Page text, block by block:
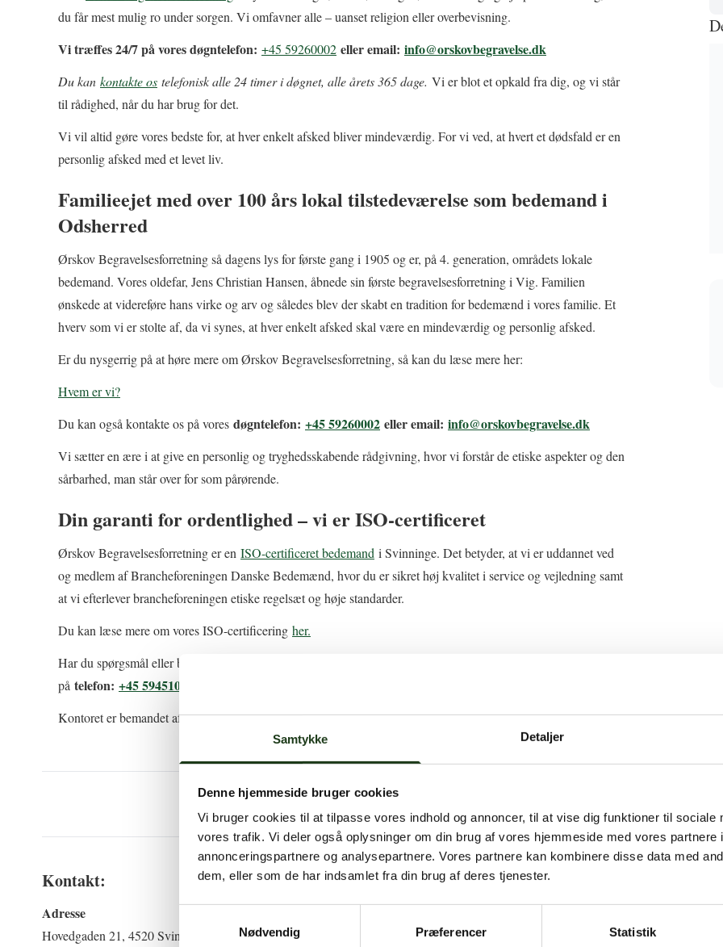
Samtykke Detaljer
Denne hjemmeside bruger cookies
Vi bruger cookies til at tilpasse vores indhold og annoncer, til at vise dig funktioner til sociale
vores trafik. Vi deler også oplysninger om din brug af vores hjemmeside med vores partnere
annonceringspartnere og analysepartnere. Vores partnere kan kombinere disse data med
dem, eller som de har indsamlet fra din brug af deres tjenester.
Nødvendig
Præferencer Statistik
du får mest mulig ro under sorgen. Vi omfavner alle – uanset religion eller overbevisning.
Vi træffes 24/7 på vores døgntelefon: +45 59260002 eller email: info@orskovbegravelse.dk
Du kan kontakte os telefonisk alle 24 timer i døgnet, alle årets 365 dage. Vi er blot et opkald fra dig, og vi står
til rådighed, når du har brug for det.
Vi vil altid gøre vores bedste for, at hver enkelt afsked bliver mindeværdig. For vi ved, at hvert et dødsfald er en
personlig afsked med et levet liv.
Familieejet med over 100 års lokal tilstedeværelse som bedemand i
Odsherred
Ørskov Begravelsesforretning så dagens lys for første gang i 1905 og er, på 4. generation, områdets lokale
bedemand. Vores oldefar, Jens Christian Hansen, åbnede sin første begravelsesforretning i Vig. Familien
ønskede at videreføre hans virke og arv og således blev der skabt en tradition for bedemænd i vores familie. Et
hverv som vi er stolte af, da vi synes, at hver enkelt afsked skal være en mindeværdig og personlig afsked.
Er du nysgerrig på at høre mere om Ørskov Begravelsesforretning, så kan du læse mere her:
Hvem er vi?
Du kan også kontakte os på vores døgntelefon: +45 59260002 eller email: info@orskovbegravelse.dk
Vi sætter en ære i at give en personlig og tryghedsskabende rådgivning, hvor vi forstår de etiske aspekter og den
sårbarhed, man står over for som pårørende.
Din garanti for ordentlighed – vi er ISO-certificeret
Ørskov Begravelsesforretning er en ISO-certificeret bedemand i Svinninge. Det betyder, at vi er uddannet ved
og medlem af Brancheforeningen Danske Bedemænd, hvor du er sikret høj kvalitet i service og vejledning samt
at vi efterlever brancheforeningen etiske regelsæt og høje standarder.
Du kan læse mere om vores ISO-certificering her.
Har du spørgsmål eller brug for anden vejledning – tøv ikke med at kontakte os. Vi træffes døgnet rundt
på telefon: +45 59451014
Kontoret er bemandet af eksaminerede bedemænd som er godkendt og uddannet igennem brancheforeningen.
Kontakt:
Adresse
Hovedgaden 21, 4520 Svinninge
Åbningstider:
Vores kontor er bemandet i tidsrummet: